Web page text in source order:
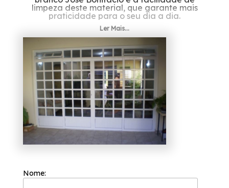
limpeza deste material, que garante mais
praticidade para o seu dia a dia.
Se interessa por orçamento
de porta de alumínio com
vidro branco José Bonifácio?
Sendo uma das empresas mais bem cotadas
do segmento de esquadrias, a Esquadriflex é
capaz de garantir o melhor custo benefício
para seus clientes. Ela teve a sua fundação
em 2002 e sua equipe de profissionais é
formada somente por colaboradores
competentes que buscam a total satisfação
do cliente em cada pedido e a maior
inovação e evolução dos processos.
porta de alumínio com vidro branco José
Bonifácio, Saiba que a Esquadriflex oferece
Ler Mais...
Nome: